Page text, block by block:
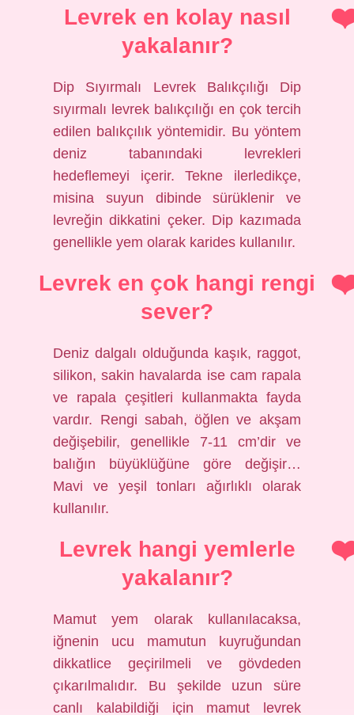
Levrek en kolay nasıl
yakalanır?
Dip Sıyırmalı Levrek Balıkçılığı Dip
sıyırmalı levrek balıkçılığı en çok tercih
edilen balıkçılık yöntemidir. Bu yöntem
deniz tabanındaki levrekleri
hedeflemeyi içerir. Tekne ilerledikçe,
misina suyun dibinde sürüklenir ve
levreğin dikkatini çeker. Dip kazımada
genellikle yem olarak karides kullanılır.
Levrek en çok hangi rengi
sever?
Deniz dalgalı olduğunda kaşık, raggot,
silikon, sakin havalarda ise cam rapala
ve rapala çeşitleri kullanmakta fayda
vardır. Rengi sabah, öğlen ve akşam
değişebilir, genellikle 7-11 cm’dir ve
balığın büyüklüğüne göre değişir…
Mavi ve yeşil tonları ağırlıklı olarak
kullanılır.
Levrek hangi yemlerle
yakalanır?
Mamut yem olarak kullanılacaksa,
iğnenin ucu mamutun kuyruğundan
dikkatlice geçirilmeli ve gövdeden
çıkarılmalıdır. Bu şekilde uzun süre
canlı kalabildiği için mamut levrek